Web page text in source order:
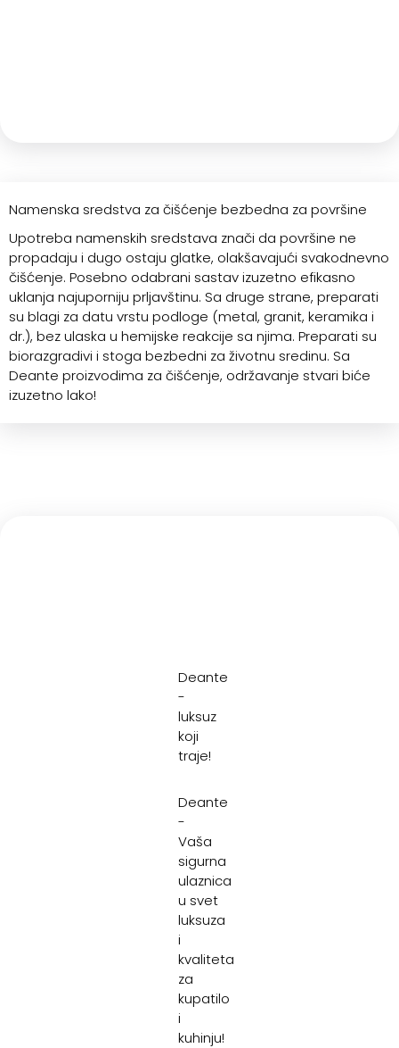
Namenska sredstva za čišćenje bezbedna za površine
Upotreba namenskih sredstava znači da površine ne
propadaju i dugo ostaju glatke, olakšavajući svakodnevno
čišćenje. Posebno odabrani sastav izuzetno efikasno
uklanja najuporniju prljavštinu. Sa druge strane, preparati
su blagi za datu vrstu podloge (metal, granit, keramika i
dr.), bez ulaska u hemijske reakcije sa njima. Preparati su
biorazgradivi i stoga bezbedni za životnu sredinu. Sa
Deante proizvodima za čišćenje, održavanje stvari biće
izuzetno lako!
Deante
-
luksuz
koji
traje!
Deante
-
Vaša
sigurna
ulaznica
u svet
luksuza
i
kvaliteta
za
kupatilo
i
kuhinju!